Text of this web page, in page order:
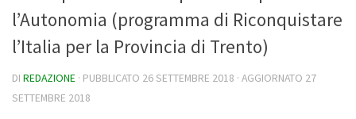
l’Autonomia (programma di Riconquistare
l’Italia per la Provincia di Trento)
DI REDAZIONE · PUBBLICATO 26 SETTEMBRE 2018 · AGGIORNATO 27
SETTEMBRE 2018